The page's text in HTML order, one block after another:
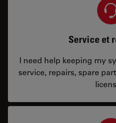
Service et
I need help keeping my
service, repairs, spare